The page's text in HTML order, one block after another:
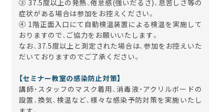
③ 37.5度以上の発熱、倦怠感(強いだるさ)、息苦しさ等の
症状がある場合は参加をお控えください。
④ 1 階正面入口にて自動検温装置による検温を実施して
おりますので、ご協力をお願いいたします。
なお、 37.5度以上と測定された場合は、参加をお控えいた
だいておりますのでご了承ください。
【セミナー教室の感染防止対策】
講師・スタッフのマスク着用、消毒液・アクリルボードの
設置、換気、検温など、様々な感染予防対策を実施いたし